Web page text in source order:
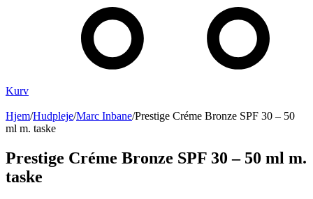
Kurv
Hjem/Hudpleje/Marc Inbane/Prestige Créme Bronze SPF 30 – 50
ml m. taske
Prestige Créme Bronze SPF 30 – 50 ml m.
taske